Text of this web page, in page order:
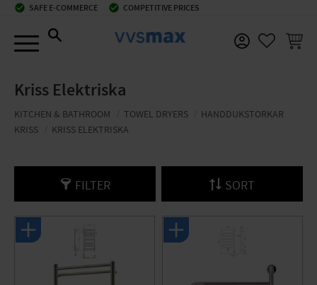
check_circle SAFE E-COMMERCE check_circle COMPETITIVE PRICES
BASKET
Kriss Elektriska
KITCHEN & BATHROOM TOWEL DRYERS
HANDDUKSTORKAR
KRISS
KRISS ELEKTRISKA
FILTER SORT